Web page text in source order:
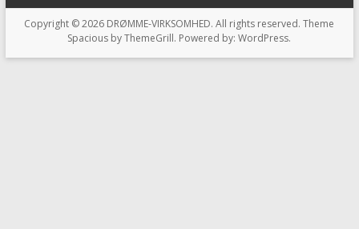
Copyright © 2026 DRØMME-VIRKSOMHED. All rights reserved. Theme
Spacious by ThemeGrill. Powered by:WordPress.